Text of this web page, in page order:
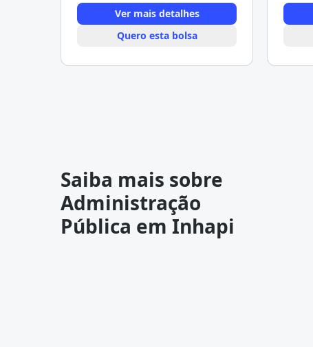
Ver mais detalhes
Quero esta bolsa
Saiba mais sobre
Administração
Pública em Inhapi